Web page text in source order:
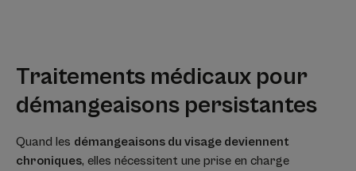
Traitements médicaux pour
démangeaisons persistantes
Quand les démangeaisons du visage deviennent
chroniques, elles nécessitent une prise en charge